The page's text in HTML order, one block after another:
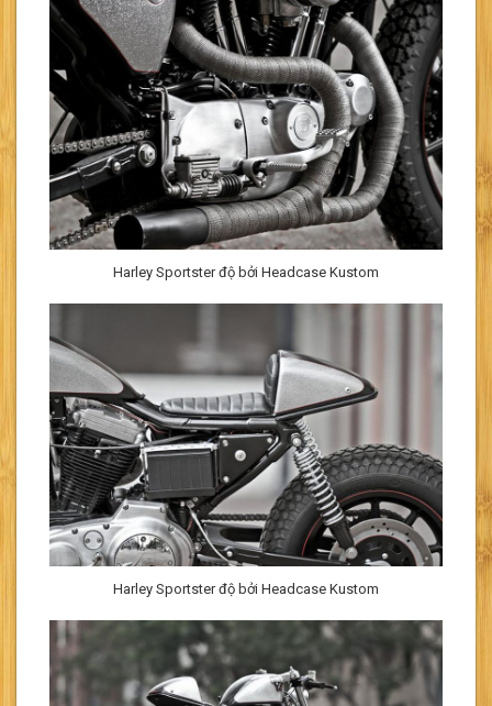
Harley Sportster độ bởi Headcase Kustom
Harley Sportster độ bởi Headcase Kustom